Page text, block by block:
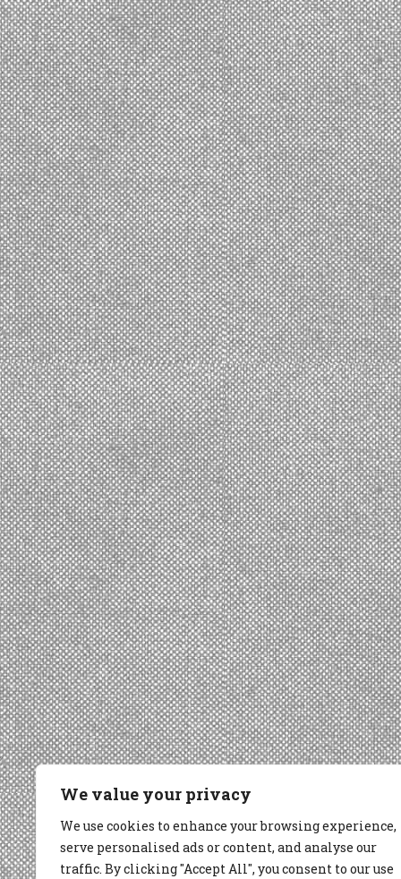
We value your privacy
We use cookies to enhance your browsing experience,
serve personalised ads or content, and analyse our
traffic. By clicking "Accept All", you consent to our use